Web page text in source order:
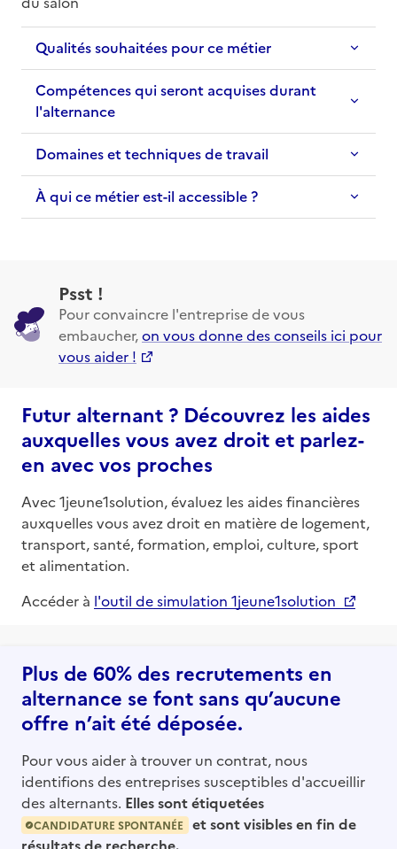
Qualités souhaitées pour ce métier
Compétences qui seront acquises durant
l'alternance
Domaines et techniques de travail
À qui ce métier est-il accessible ?
Psst !
Pour convaincre l'entreprise de vous
embaucher,on vous donne des conseils ici pour
vous aider !
Futur alternant ? Découvrez les aides
auxquelles vous avez droit et parlez-
en avec vos proches
Avec 1jeune1solution, évaluez les aides financières
auxquelles vous avez droit en matière de logement,
transport, santé, formation, emploi, culture, sport
et alimentation.
Accéder à l'outil de simulation 1jeune1solution
Plus de 60% des recrutements en
alternance se font sans qu’aucune
offre n’ait été déposée.
Pour vous aider à trouver un contrat, nous
identifions des entreprises susceptibles d'accueillir
des alternants. Elles sont étiquetées
CANDIDATURE SPONTANÉE
et sont visibles en fin de
résultats de recherche.